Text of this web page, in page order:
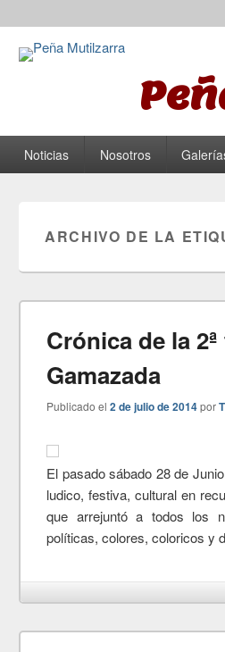
Menú principal
Saltar al contenido principal
Saltar al contenido secundario
Noticias Nosotros
ARCHIVO DE LA
Crónica de la
Gamazada
Publicado el2 de julio de 2014por
El pasado sábado 28 de
ludico, festiva, cultural en
que arrejuntó a todos los
políticas, colores, coloricos y